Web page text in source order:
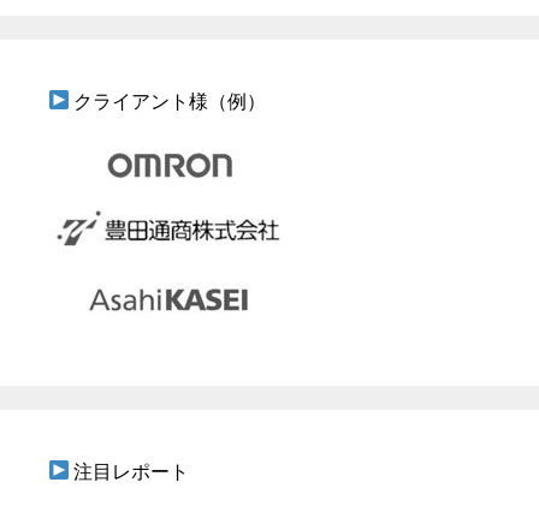
クライアント様（例）
注目レポート